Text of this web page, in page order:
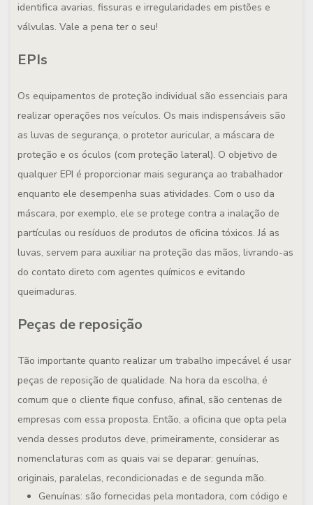
identifica avarias, fissuras e irregularidades em pistões e
válvulas. Vale a pena ter o seu!
EPIs
Os equipamentos de proteção individual são essenciais para
realizar operações nos veículos. Os mais indispensáveis são
as luvas de segurança, o protetor auricular, a máscara de
proteção e os óculos (com proteção lateral). O objetivo de
qualquer EPI é proporcionar mais segurança ao trabalhador
enquanto ele desempenha suas atividades. Com o uso da
máscara, por exemplo, ele se protege contra a inalação de
partículas ou resíduos de produtos de oficina tóxicos. Já as
luvas, servem para auxiliar na proteção das mãos, livrando-as
do contato direto com agentes químicos e evitando
queimaduras.
Peças de reposição
Tão importante quanto realizar um trabalho impecável é usar
peças de reposição de qualidade. Na hora da escolha, é
comum que o cliente fique confuso, afinal, são centenas de
empresas com essa proposta. Então, a oficina que opta pela
venda desses produtos deve, primeiramente, considerar as
nomenclaturas com as quais vai se deparar: genuínas,
originais, paralelas, recondicionadas e de segunda mão.
Genuínas: são fornecidas pela montadora, com código e